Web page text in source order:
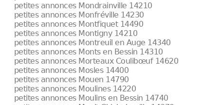
petites annonces Mondrainville 14210
petites annonces Monfréville 14230
petites annonces Montfiquet 14490
petites annonces Montigny 14210
petites annonces Montreuil en Auge 14340
petites annonces Monts en Bessin 14310
petites annonces Morteaux Coulibœuf 14620
petites annonces Mosles 14400
petites annonces Mouen 14790
petites annonces Moulines 14220
petites annonces Moulins en Bessin 14740